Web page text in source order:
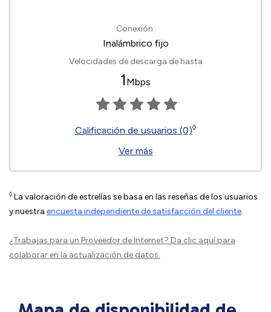
Conexión:
Inalámbrico fijo
Velocidades de descarga de hasta
1 Mbps
Calificación de usuarios (0)◊
Ver más
◊ La valoración de estrellas se basa en las reseñas de los usuarios
y nuestra encuesta independiente de satisfacción del cliente.
¿Trabajas para un Proveedor de Internet? Da clic aquípara
colaborar en la actualización de datos.